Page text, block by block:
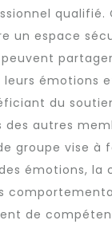
qualifié.
un espace
leurs émotions
du
des autres
groupe vise à
émotions, la
de